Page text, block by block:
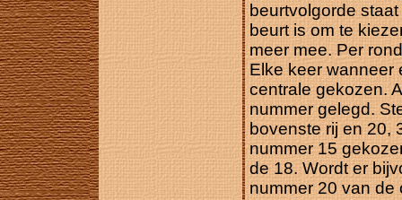
beurtvolgorde
beurt is om te
meer mee. Per
Elke keer wanneer
centrale gekozen.
nummer gelegd.
bovenste rij en 20,
nummer 15
de 18. Wordt er
nummer 20 van de